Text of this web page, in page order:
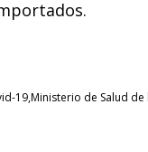
19Ministerio de Salud